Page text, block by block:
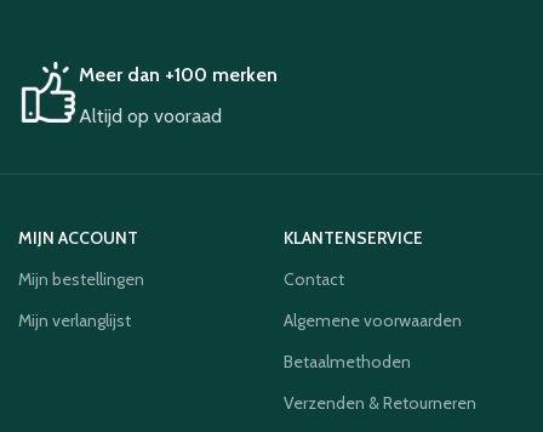
Meer dan +100 merken
Altijd op vooraad
MIJN ACCOUNT
Mijn bestellingen
Mijn verlanglijst
KLANTENSERVICE
Contact
Algemene voorwaarden
Betaalmethoden
Verzenden & Retourneren